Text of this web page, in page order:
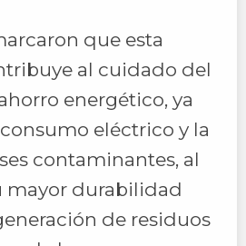
que esta
al cuidado del
energético, ya
eléctrico y la
contaminantes, al
mayor durabilidad
de residuos